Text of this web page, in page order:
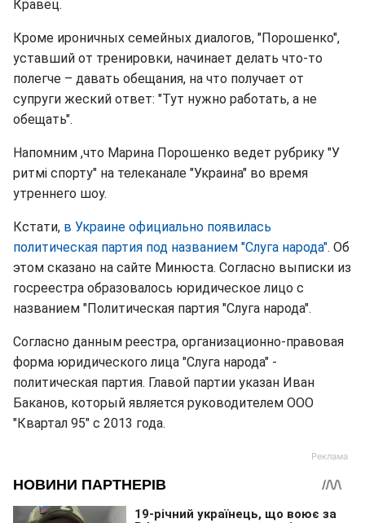
Кравец.
Кроме ироничных семейных диалогов, "Порошенко",
уставший от тренировки, начинает делать что-то
полегче – давать обещания, на что получает от
супруги жеский ответ: "Тут нужно работать, а не
обещать".
Напомним ,что Марина Порошенко ведет рубрику "У
ритмі спорту" на телеканале "Украина" во время
утреннего шоу.
Кстати, в Украине официально появилась
политическая партия под названием "Слуга народа". Об
этом сказано на сайте Минюста. Согласно выписки из
госреестра образовалось юридическое лицо с
названием "Политическая партия "Слуга народа".
Согласно данным реестра, организационно-правовая
форма юридического лица "Слуга народа" -
политическая партия. Главой партии указан Иван
Баканов, который является руководителем ООО
"Квартал 95" с 2013 года.